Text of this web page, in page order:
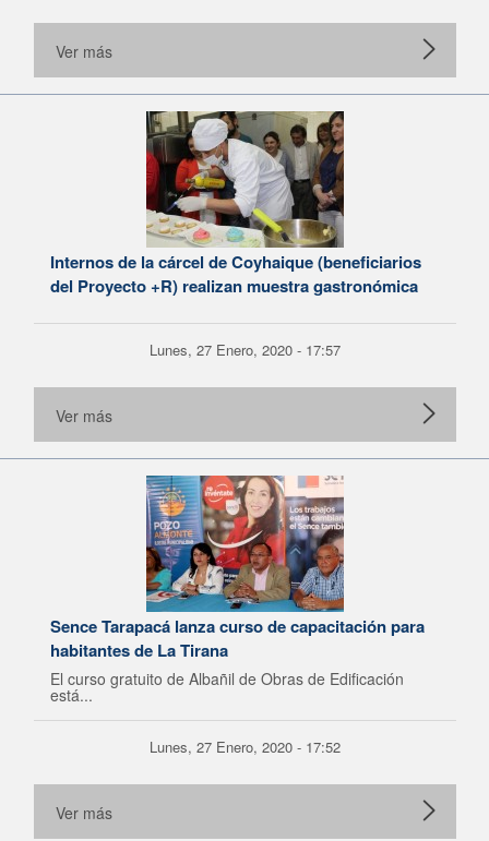
Ver más
Internos de la cárcel de Coyhaique (beneficiarios
del Proyecto +R) realizan muestra gastronómica
Lunes, 27 Enero, 2020 - 17:57
Ver más
Sence Tarapacá lanza curso de capacitación para
habitantes de La Tirana
El curso gratuito de Albañil de Obras de Edificación
está...
Lunes, 27 Enero, 2020 - 17:52
Ver más